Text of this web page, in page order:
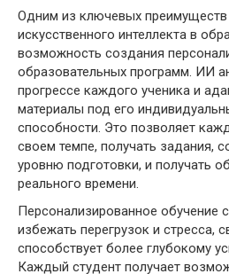
Одним из ключевых преимуществ
искусственного интеллекта в
возможность создания
образовательных программ. ИИ
прогрессе каждого ученика и
материалы под его
способности. Это позволяет
своем темпе, получать задания,
уровню подготовки, и получать
реального времени.
Персонализированное
избежать перегрузок и стресса,
способствует более глубокому
Каждый студент получает